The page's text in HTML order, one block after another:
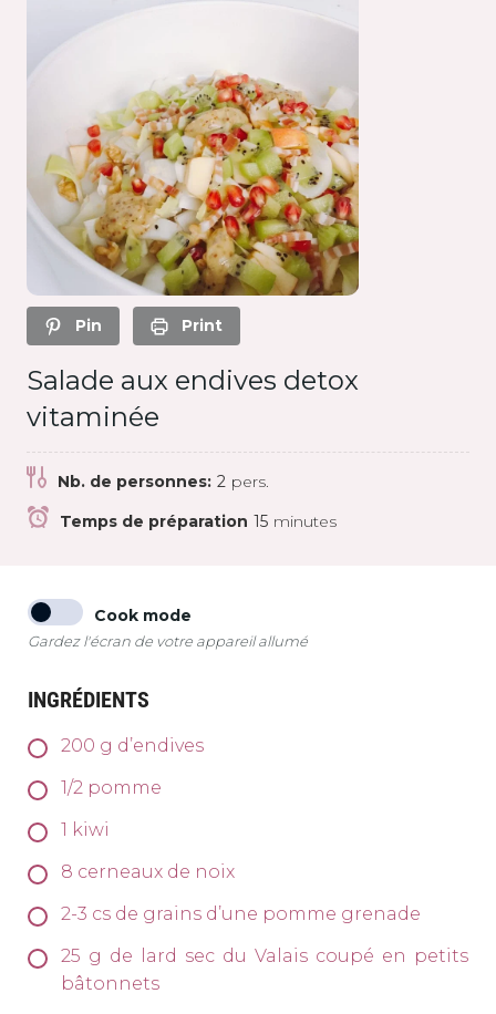
Pin Print
Salade aux endives detox
vitaminée
Nb. de personnes: 2 pers.
Temps de préparation 15 minutes
Cook mode
Gardez l'écran de votre appareil allumé
INGRÉDIENTS
200 g d’endives
1/2 pomme
1 kiwi
8 cerneaux de noix
2-3 cs de grains d’une pomme grenade
25 g de lard sec du Valais coupé en petits
bâtonnets